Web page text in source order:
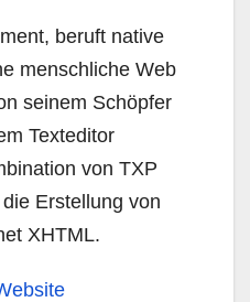
beruft native
menschliche Web
seinem Schöpfer
Texteditor
von TXP
Erstellung von
XHTML.